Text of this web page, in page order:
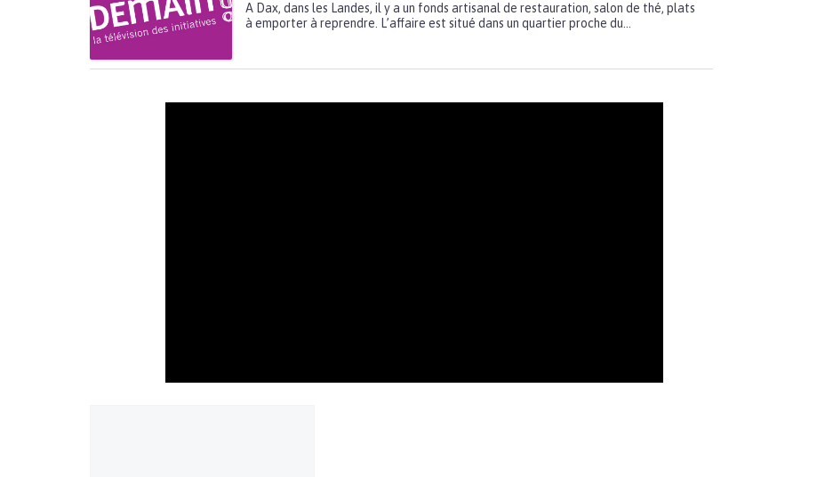
A Dax, dans les Landes, il y a un fonds artisanal de restauration, salon de thé, plats
à emporter à reprendre. L’affaire est situé dans un quartier proche du...